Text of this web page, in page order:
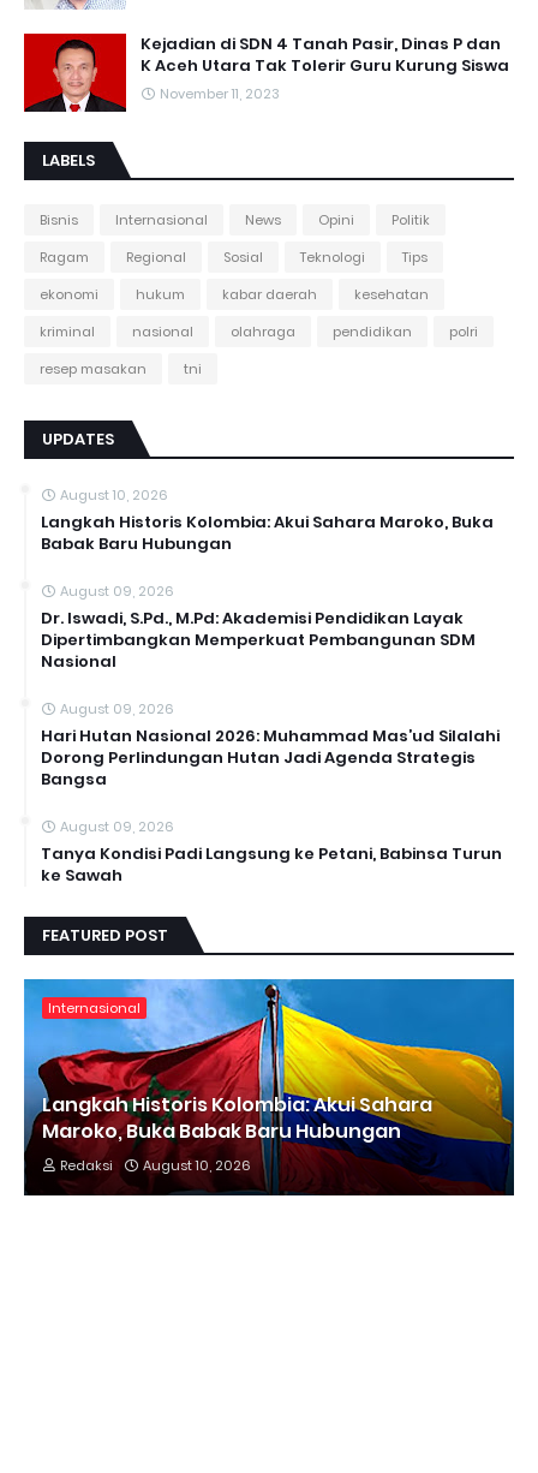
Kejadian di SDN 4 Tanah Pasir, Dinas P dan
K Aceh Utara Tak Tolerir Guru Kurung Siswa
November 11, 2023
LABELS
Bisnis Internasional News Opini
Politik
Ragam
Regional Sosial Teknologi
Tips
ekonomi
hukum kabar daerah
kesehatan
kriminal
nasional olahraga pendidikan
polri
resep masakan
tni
UPDATES
August 10, 2026
Langkah Historis Kolombia: Akui Sahara Maroko, Buka
Babak Baru Hubungan
August 09, 2026
Dr. Iswadi, S.Pd., M.Pd: Akademisi Pendidikan Layak
Dipertimbangkan Memperkuat Pembangunan SDM
Nasional
August 09, 2026
Hari Hutan Nasional 2026: Muhammad Mas’ud Silalahi
Dorong Perlindungan Hutan Jadi Agenda Strategis
Bangsa
August 09, 2026
Tanya Kondisi Padi Langsung ke Petani, Babinsa Turun
ke Sawah
FEATURED POST
Internasional
Langkah Historis Kolombia: Akui Sahara
Maroko, Buka Babak Baru Hubungan
Redaksi August 10, 2026